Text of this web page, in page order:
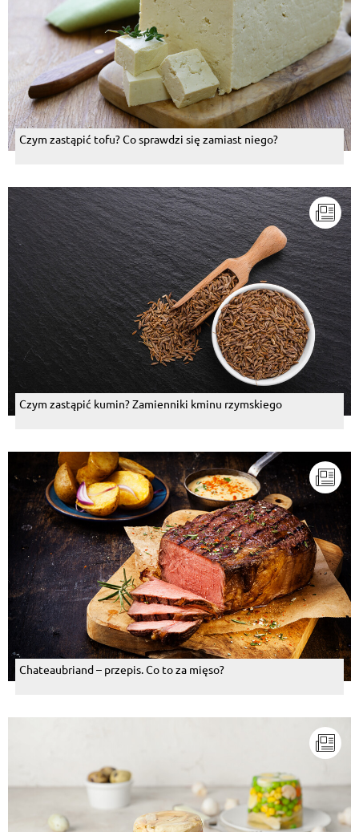
Czym zastąpić tofu? Co sprawdzi się zamiast niego?
Czym zastąpić kumin? Zamienniki kminu rzymskiego
Chateaubriand – przepis. Co to za mięso?